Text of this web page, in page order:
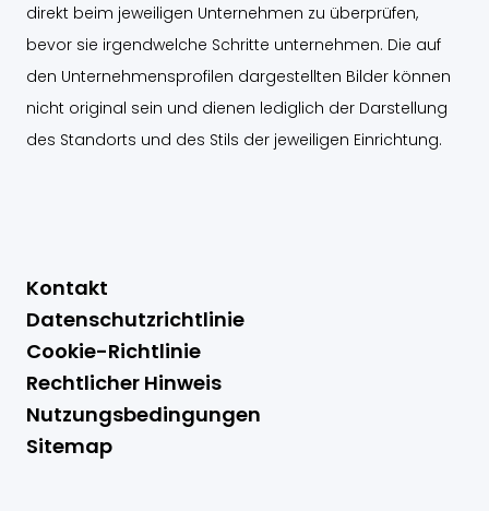
direkt beim jeweiligen Unternehmen zu überprüfen,
bevor sie irgendwelche Schritte unternehmen. Die auf
den Unternehmensprofilen dargestellten Bilder können
nicht original sein und dienen lediglich der Darstellung
des Standorts und des Stils der jeweiligen Einrichtung.
Kontakt
Datenschutzrichtlinie
Cookie-Richtlinie
Rechtlicher Hinweis
Nutzungsbedingungen
Sitemap